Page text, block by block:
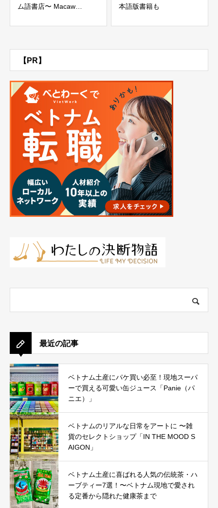
ム語書店〜 Macaw
本語版書籍も
【PR】
最近の記事
ベトナム土産にパケ買い必至！現地スーパ
ーで買える可愛い缶ジュース「Panie（パ
ニエ）」
ベトナムのリアルな日常をアートに 〜雑
貨のセレクトショップ「IN THE MOOD S
AIGON」
ベトナム土産に喜ばれる人気の伝統茶・ハ
ーブティー7選！〜ベトナム現地で愛され
る定番から隠れた健康茶まで